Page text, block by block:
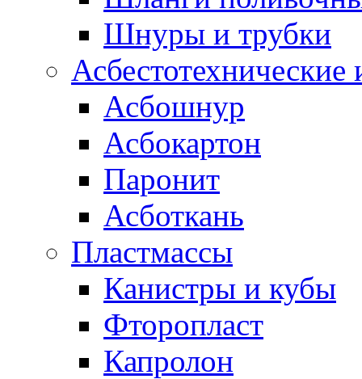
Шнуры и трубки
Асбестотехнические
Асбошнур
Асбокартон
Паронит
Асботкань
Пластмассы
Канистры и кубы
Фторопласт
Капролон